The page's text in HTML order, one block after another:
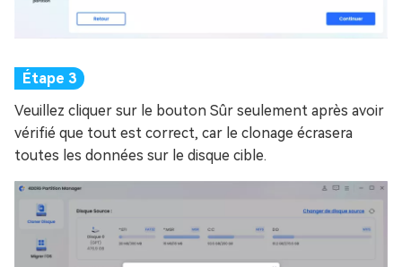
Veuillez cliquer sur le bouton Sûr seulement après avoir
vérifié que tout est correct, car le clonage écrasera
toutes les données sur le disque cible.